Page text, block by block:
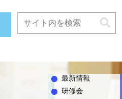
最新情報
研修会